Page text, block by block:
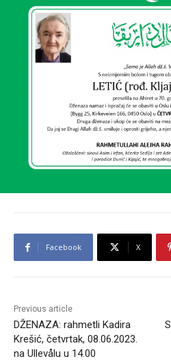
Facebook X
Previous article
DŽENAZA: rahmetli Kadira
Krešić, četvrtak, 08.06.2023.
na Ullevålu u 14.00